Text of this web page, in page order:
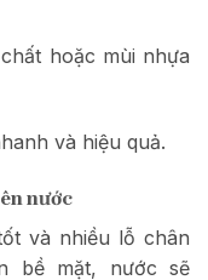
hoặc mùi nhựa
và hiệu quả.
nước
và nhiều lỗ chân
bề mặt, nước sẽ